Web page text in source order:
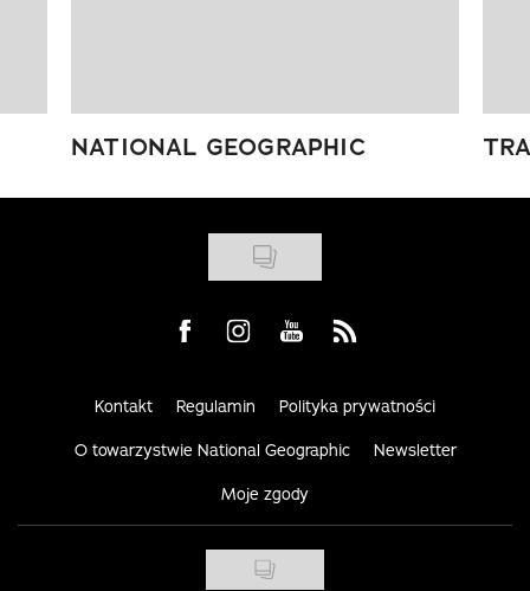
NATIONAL GEOGRAPHIC
Visit us on Facebook
Visit us on Instagram
Visit us on Youtube
Visit us on Rss
Kontakt Regulamin Polityka prywatności
O towarzystwie National Geographic Newsletter
Moje zgody